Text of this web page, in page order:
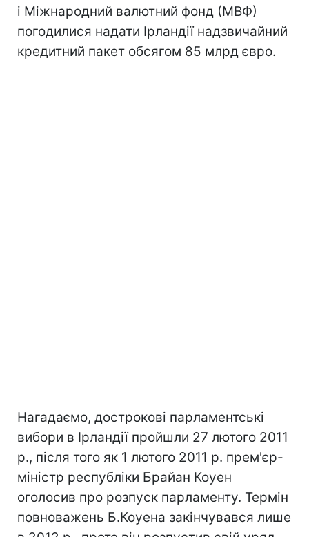
і Міжнародний валютний фонд (МВФ)
погодилися надати Ірландії надзвичайний
кредитний пакет обсягом 85 млрд євро.
Нагадаємо, дострокові парламентські
вибори в Ірландії пройшли 27 лютого 2011
р., після того як 1 лютого 2011 р. прем'єр-
міністр республіки Брайан Коуен
оголосив про розпуск парламенту. Термін
повноважень Б.Коуена закінчувався лише